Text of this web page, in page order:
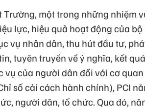
Trường, một trong những nhiệm
lực, hiệu quả hoạt động của
vụ nhân dân, thu hút đầu tư,
tuyên truyền về ý nghĩa, kết
vụ của người dân đối với cơ
số cải cách hành chính), PCI
người dân, tổ chức. Qua đó,